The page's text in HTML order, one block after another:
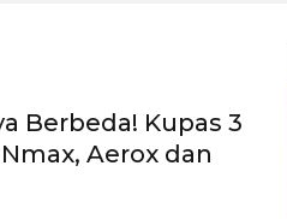
Berbeda! Kupas 3
Aerox dan